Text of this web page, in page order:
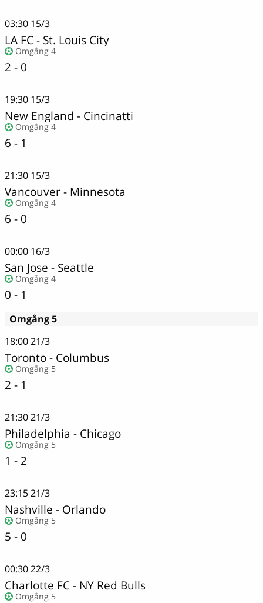
03:30 15/3
LA FC- St. Louis City
Omgång 4
2 - 0
19:30 15/3
New England - Cincinatti
Omgång 4
6 - 1
21:30 15/3
Vancouver- Minnesota
Omgång 4
6 - 0
00:00 16/3
San Jose - Seattle
Omgång 4
0 - 1
Omgång 5
18:0021/3
Toronto- Columbus
Omgång 5
2 - 1
21:3021/3
Philadelphia - Chicago
Omgång 5
1 - 2
23:1521/3
Nashville - Orlando
Omgång 5
5 - 0
00:3022/3
Charlotte FC- NY Red Bulls
Omgång 5